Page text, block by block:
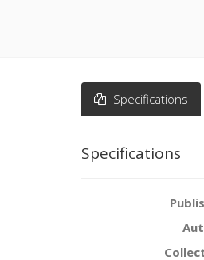
Specifications
Specifications